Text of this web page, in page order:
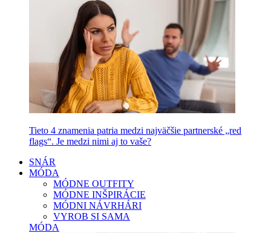
Tieto 4 znamenia patria medzi najväčšie partnerské „red
flags“. Je medzi nimi aj to vaše?
SNÁR
MÓDA
MÓDNE OUTFITY
MÓDNE INŠPIRÁCIE
MÓDNI NÁVRHÁRI
VYROB SI SAMA
MÓDA